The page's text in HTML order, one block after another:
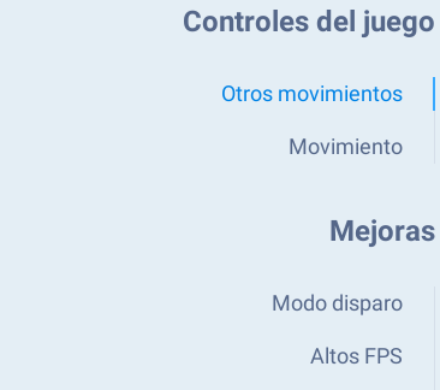
Controles del juego
Otros movimientos
Movimiento
Mejoras
Modo disparo
Altos FPS